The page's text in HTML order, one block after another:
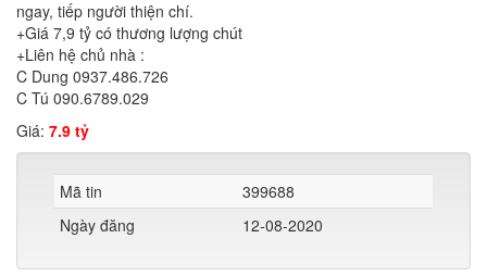
ngay, tiếp người thiện chí.
+Giá 7,9 tỷ có thương lượng chút
+Liên hệ chủ nhà :
C Dung 0937.486.726
C Tú 090.6789.029
Giá: 7.9 tỷ
Mã tin
399688
Ngày đăng
12-08-2020